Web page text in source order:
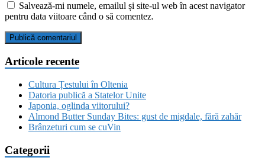
Salvează-mi numele, emailul și site-ul web în acest navigator
pentru data viitoare când o să comentez.
Articole recente
Cultura Țestului în Oltenia
Datoria publică a Statelor Unite
Japonia, oglinda viitorului?
Almond Butter Sunday Bites: gust de migdale, fără zahăr
Brânzeturi cum se cuVin
Categorii